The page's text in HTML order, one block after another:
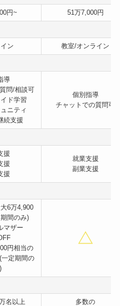
円~ 51万7,000円
ン 教室/オンライン
導
問/相談可
ド学習
ニティ
続支援
個別指導
チャットでの質問可
援
援
援
就業支援
副業支援
6万4,900
間のみ)
マザー
円相当の
一定期間の
名以上
多数の